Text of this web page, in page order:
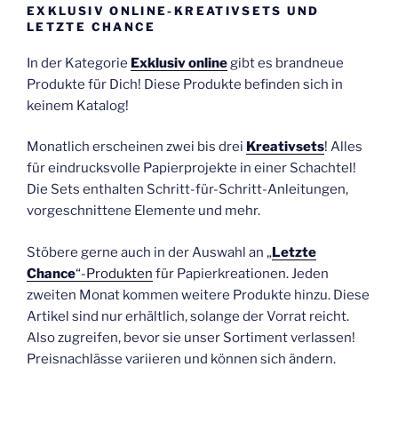
EXKLUSIV ONLINE-KREATIVSETS UND
LETZTE CHANCE
In der Kategorie Exklusiv onlinegibt es brandneue
Produkte für Dich! Diese Produkte befinden sich in
keinem Katalog!
Monatlich erscheinen zwei bis drei Kreativsets! Alles
für eindrucksvolle Papierprojekte in einer Schachtel!
Die Sets enthalten Schritt-für-Schritt-Anleitungen,
vorgeschnittene Elemente und mehr.
Stöbere gerne auch in der Auswahl an „Letzte
Chance“-Produkten für Papierkreationen. Jeden
zweiten Monat kommen weitere Produkte hinzu. Diese
Artikel sind nur erhältlich, solange der Vorrat reicht.
Also zugreifen, bevor sie unser Sortiment verlassen!
Preisnachlässe variieren und können sich ändern.